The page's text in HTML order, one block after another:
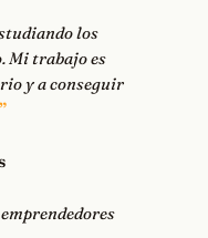
los
Mi trabajo es
y a conseguir